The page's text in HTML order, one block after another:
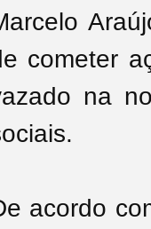
cometer
na
acordo